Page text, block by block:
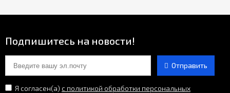
Подпишитесь на новости!
Отправить
Я согласен(a) с политикой обработки персональных